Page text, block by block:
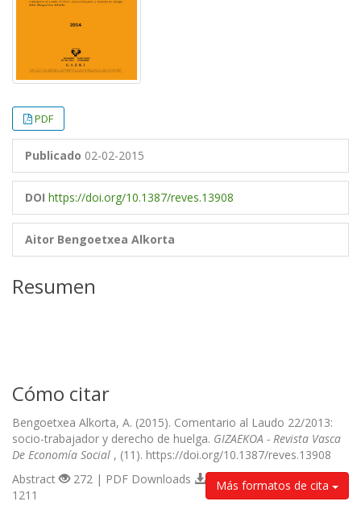
PDF
Publicado 02-02-2015
DOI https://doi.org/10.1387/reves.13908
Aitor Bengoetxea Alkorta
Resumen
Cómo citar
Bengoetxea Alkorta, A. (2015). Comentario al Laudo 22/2013:
socio-trabajador y derecho de huelga. GIZAEKOA - Revista Vasca
De Economía Social , (11). https://doi.org/10.1387/reves.13908
Más formatos de cita
Abstract
272 | PDF Downloads
1211